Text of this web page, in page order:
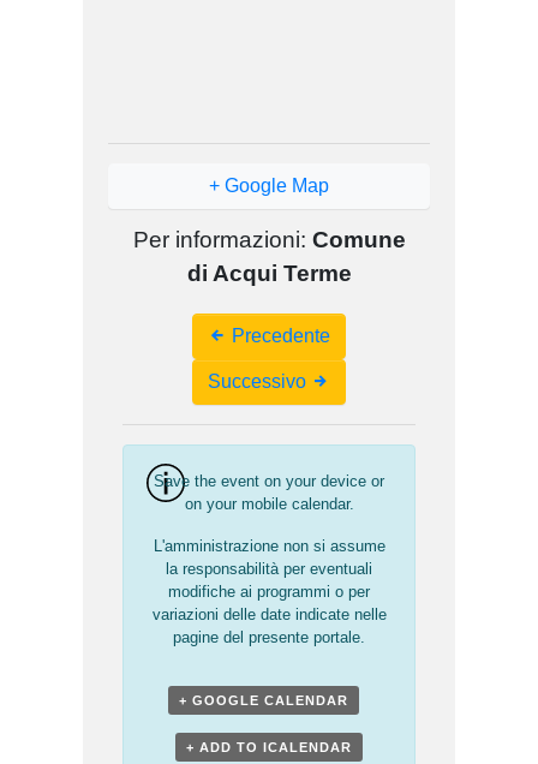
+ Google Map
Per informazioni: Comune
di Acqui Terme
Navigation
Precedente
Successivo
Save the event on your device or
on your mobile calendar.
L'amministrazione non si assume
la responsabilità per eventuali
modifiche ai programmi o per
variazioni delle date indicate nelle
pagine del presente portale.
+ GOOGLE CALENDAR
+ ADD TO ICALENDAR